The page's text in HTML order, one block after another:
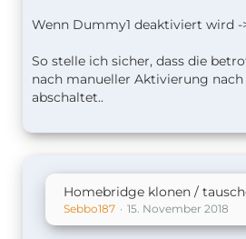
Wenn Dummy1 deaktiviert wird -
So stelle ich sicher, dass die
nach manueller Aktivierung
abschaltet..
Homebridge klonen /
Sebbo187 15. November 2018